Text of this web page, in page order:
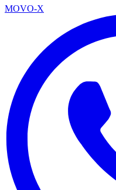
MOVO-X